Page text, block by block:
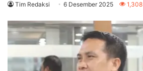
Tim Redaksi 6 Desember 2025 1,308